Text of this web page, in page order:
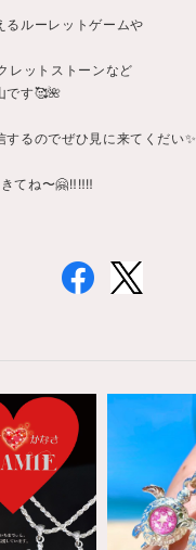
るルーレットゲームや
レットストーンなど
です🥰🌺
するのでぜひ見に来てくだい✨
てね〜🤗‼️‼️‼️